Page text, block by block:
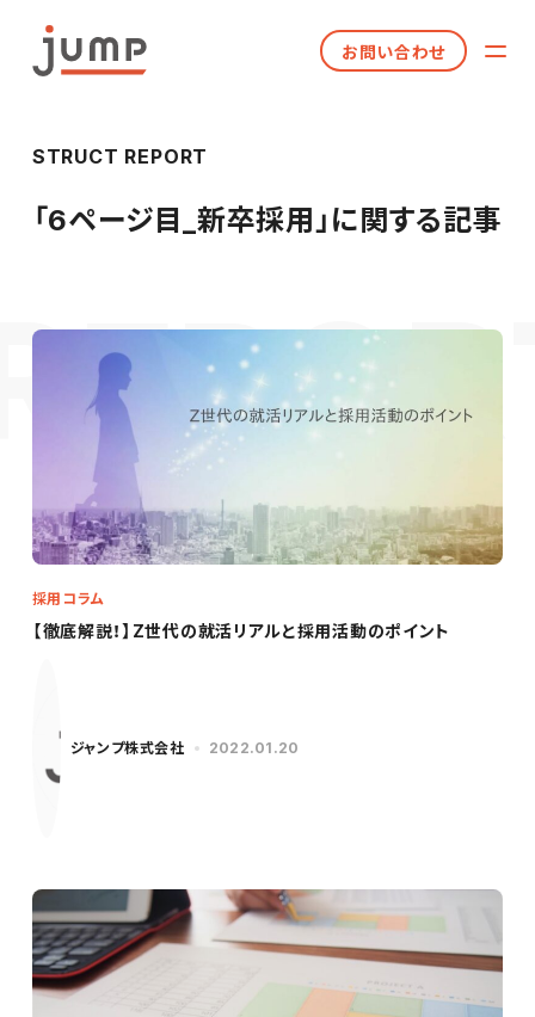
お問い合わせ
STRUCT REPORT
「6ページ目_新卒採用 」に関する記事
【徹底解説！】Z世代の就活リアルと採用活動のポイント
採用コラム
ジャンプ株式会社 2022.01.20